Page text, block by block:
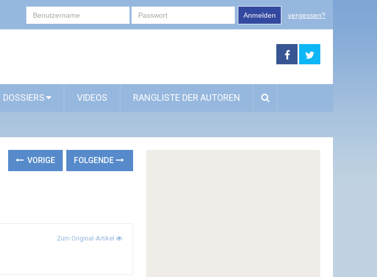
Anmelden vergessen?
DOSSIERS VIDEOS RANGLISTE DER AUTOREN
VORIGE FOLGENDE
Zum Original-Artikel